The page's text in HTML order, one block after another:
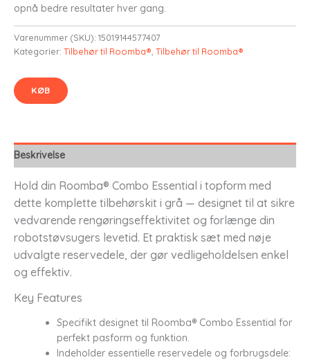
opnå bedre resultater hver gang.
Varenummer (SKU): 15019144577407
Kategorier: Tilbehør til Roomba® Tilbehør til Roomba®
KØB
Beskrivelse
Hold din Roomba® Combo Essential i topform med
dette komplette tilbehørskit i grå — designet til at sikre
vedvarende rengøringseffektivitet og forlænge din
robotstøvsugers levetid. Et praktisk sæt med nøje
udvalgte reservedele, der gør vedligeholdelsen enkel
og effektiv.
Key Features
Specifikt designet til Roomba® Combo Essential for
perfekt pasform og funktion.
Indeholder essentielle reservedele og forbrugsdele: